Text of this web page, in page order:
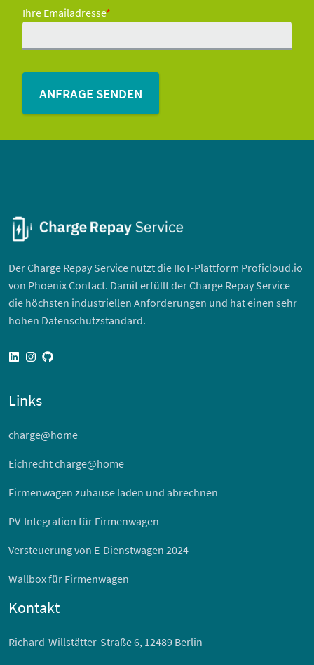
Ihre Emailadresse*
Der Charge Repay Service nutzt die IIoT-Plattform Proficloud.io
von Phoenix Contact. Damit erfüllt der Charge Repay Service
die höchsten industriellen Anforderungen und hat einen sehr
hohen Datenschutzstandard.
linkedininstagram
github
Links
charge@home
Eichrecht charge@home
Firmenwagen zuhause laden und abrechnen
PV-Integration für Firmenwagen
Versteuerung von E-Dienstwagen 2024
Wallbox für Firmenwagen
Kontakt
Richard-Willstätter-Straße 6, 12489 Berlin